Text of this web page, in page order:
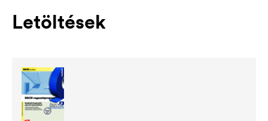
Letöltések